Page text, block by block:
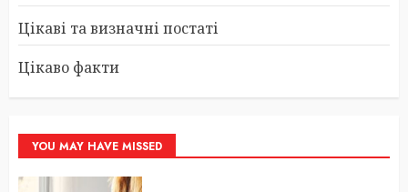
Цікаві та визначні постаті
Цікаво факти
YOU MAY HAVE MISSED